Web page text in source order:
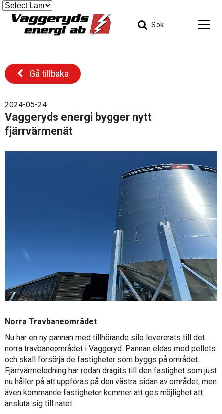
Sök
Gå tillbaka
2024-05-24
Vaggeryds energi bygger nytt
fjärrvärmenät
Norra Travbaneområdet
Nu har en ny pannan med tillhörande silo levererats till det
norra travbaneområdet i Vaggeryd. Pannan eldas med pellets
och skall försörja de fastigheter som byggs på området.
Fjärrvärmeledning har redan dragits till den fastighet som just
nu håller på att uppföras på den västra sidan av området, men
även kommande fastigheter kommer att ges möjlighet att
ansluta sig till nätet.